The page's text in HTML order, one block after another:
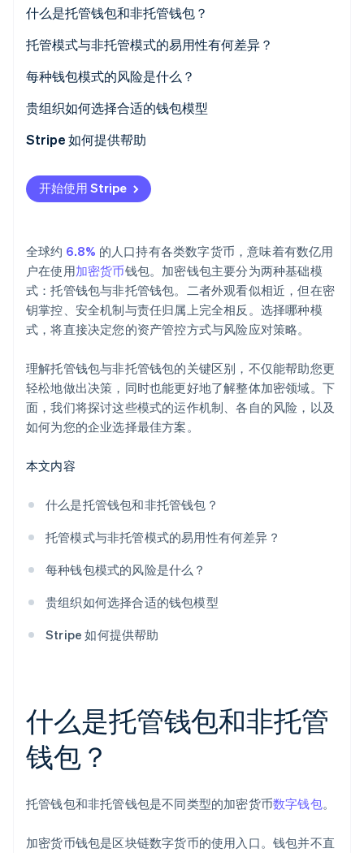
Stripe Sessions 2026
了解 Stripe 如何为 AI 构建经济基础设施。
立即观看
什么是托管钱包和非托管钱包？
托管钱包
非托管钱包
托管模式与非托管模式的易用性有何差异？
每种钱包模式的风险是什么？
托管钱包的风险
非托管钱包的风险
贵组织如何选择合适的钱包模型
Stripe 如何提供帮助
开始使用 Stripe
全球约 6.8% 的人口持有各类数字货币，意味着有数亿用
户在使用加密货币钱包。加密钱包主要分为两种基础模
式：托管钱包与非托管钱包。二者外观看似相近，但在密
钥掌控、安全机制与责任归属上完全相反。选择哪种模
式，将直接决定您的资产管控方式与风险应对策略。
理解托管钱包与非托管钱包的关键区别，不仅能帮助您更
轻松地做出决策，同时也能更好地了解整体加密领域。下
面，我们将探讨这些模式的运作机制、各自的风险，以及
如何为您的企业选择最佳方案。
本文内容
什么是托管钱包和非托管钱包？
托管模式与非托管模式的易用性有何差异？
每种钱包模式的风险是什么？
贵组织如何选择合适的钱包模型
Stripe 如何提供帮助
什么是托管钱包和非托管
钱包？
托管钱包和非托管钱包是不同类型的加密货币数字钱包。
加密货币钱包是区块链数字货币的使用入口。钱包并不直